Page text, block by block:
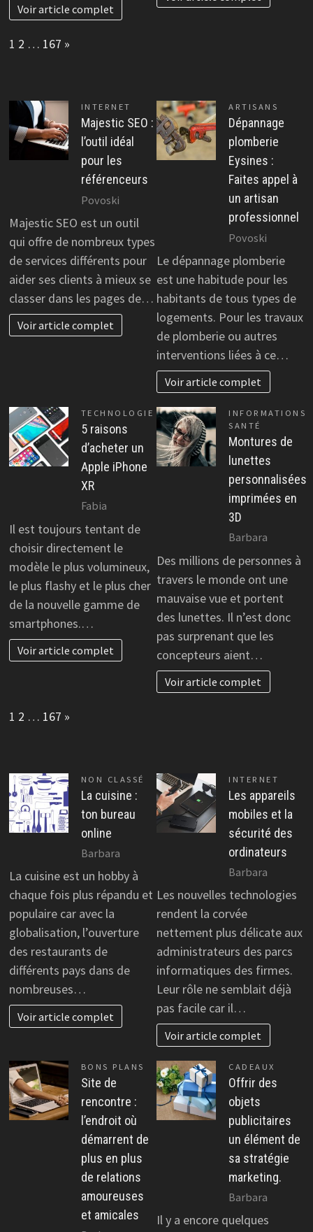
Voir article complet
Page:
1 2 … 167 Next
»
INTERNET
Majestic SEO :
l’outil idéal
pour les
référenceurs
Povoski
Majestic SEO est un outil
qui offre de nombreux types
de services différents pour
aider ses clients à mieux se
classer dans les pages de…
Voir article complet
ARTISANS
Dépannage
plomberie
Eysines :
Faites appel à
un artisan
professionnel
Povoski
Le dépannage plomberie
est une habitude pour les
habitants de tous types de
logements. Pour les travaux
de plomberie ou autres
interventions liées à ce…
Voir article complet
TECHNOLOGIE
5 raisons
d’acheter un
Apple iPhone
XR
Fabia
Il est toujours tentant de
choisir directement le
modèle le plus volumineux,
le plus flashy et le plus cher
de la nouvelle gamme de
smartphones.…
Voir article complet
INFORMATIONS
SANTÉ
Montures de
lunettes
personnalisées
imprimées en
3D
Barbara
Des millions de personnes à
travers le monde ont une
mauvaise vue et portent
des lunettes. Il n’est donc
pas surprenant que les
concepteurs aient…
Voir article complet
Page:
1 2 … 167 Next
»
NON CLASSÉ
La cuisine :
ton bureau
online
Barbara
La cuisine est un hobby à
chaque fois plus répandu et
populaire car avec la
globalisation, l’ouverture
des restaurants de
différents pays dans de
nombreuses…
Voir article complet
INTERNET
Les appareils
mobiles et la
sécurité des
ordinateurs
Barbara
Les nouvelles technologies
rendent la corvée
nettement plus délicate aux
administrateurs des parcs
informatiques des firmes.
Leur rôle ne semblait déjà
pas facile car il…
Voir article complet
BONS PLANS
Site de
rencontre :
l’endroit où
démarrent de
plus en plus
de relations
amoureuses
et amicales
CADEAUX
Offrir des
objets
publicitaires
un élément de
sa stratégie
marketing.
Barbara
Il y a encore quelques